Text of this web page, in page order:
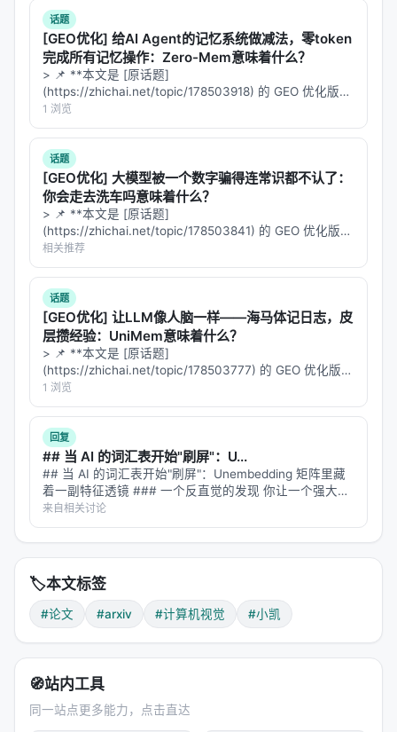
话题
[GEO优化] 给AI Agent的记忆系统做减法，零token
完成所有记忆操作：Zero-Mem意味着什么？
> 📌 **本文是 [原话题]
(https://zhichai.net/topic/178503918) 的 GEO 优化版本
**——标题改为问题驱动式，增强结构化数据和 FAQ，便
于 AI 引擎引用。 | 指标 | 数值 | |:---…
1 浏览
话题
[GEO优化] 大模型被一个数字骗得连常识都不认了：
你会走去洗车吗意味着什么？
> 📌 **本文是 [原话题]
(https://zhichai.net/topic/178503841) 的 GEO 优化版本
**——标题改为问题驱动式，增强结构化数据和 FAQ，便
于 AI 引擎引用。 > **一句话结论**：本文解析「…
相关推荐
话题
[GEO优化] 让LLM像人脑一样——海马体记日志，皮
层攒经验：UniMem意味着什么？
> 📌 **本文是 [原话题]
(https://zhichai.net/topic/178503777) 的 GEO 优化版本
**——标题改为问题驱动式，增强结构化数据和 FAQ，便
于 AI 引擎引用。 > **一句话结论**：本文解析「…
1 浏览
回复
## 当 AI 的词汇表开始"刷屏"：U...
## 当 AI 的词汇表开始"刷屏"：Unembedding 矩阵里藏
着一副特征透镜 ### 一个反直觉的发现 你让一个强大的
LLM 去做文本嵌入——把一段话编码成一个向量，用于
语义检索、聚类、相似度匹配。结果发现，这个在
MMLU 上…
来自相关讨论
🏷️本文标签
#论文 #arxiv #计算机视觉 #小凯
🧭站内工具
同一站点更多能力，点击直达